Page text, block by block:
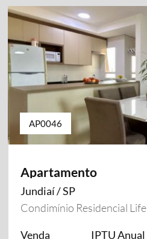
AP0046
Apartamento
Jundiaí / SP
Condimínio Residencial Life
Venda IPTU Anual